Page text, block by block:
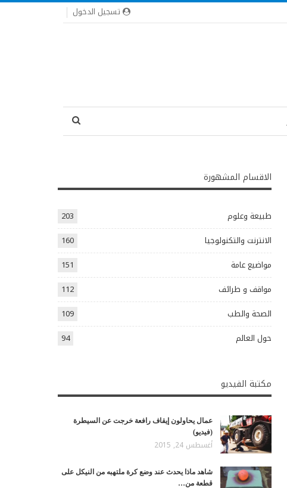
تسجيل الدخول
الاقسام المشهورة
طبيعة وعلوم
203
الانترنت والتكنولوجيا
160
مواضيع عامة
151
مواقف و طرائف
112
الصحة والطب
109
حول العالم
94
مكتبة الفيديو
عمال يحاولون إيقاف رافعة خرجت عن السيطرة
(فيديو)
أغسطس 24, 2015
شاهد ماذا يحدث عند وضع كرة ملتهبه من النيكل على
قطعة من…